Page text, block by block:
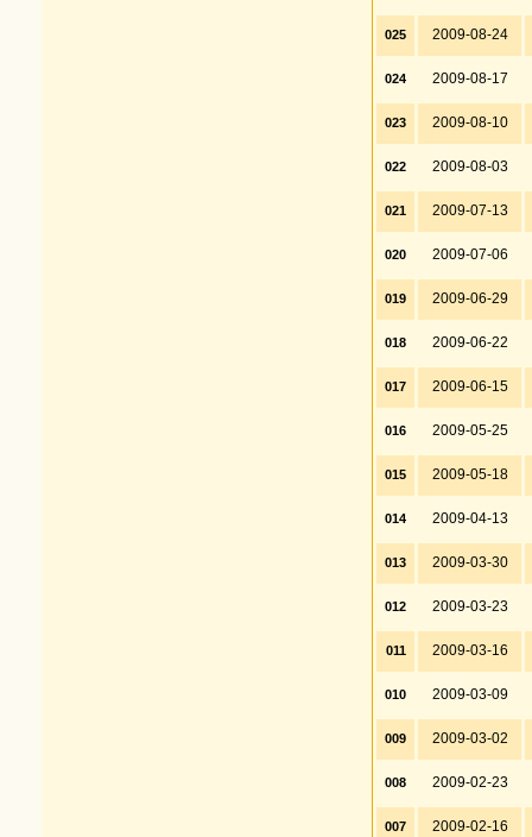
025 2009-08-24
024 2009-08-17
023 2009-08-10
022 2009-08-03
021 2009-07-13
020 2009-07-06
019 2009-06-29
018 2009-06-22
017 2009-06-15
016 2009-05-25
015 2009-05-18
014 2009-04-13
013 2009-03-30
012 2009-03-23
011 2009-03-16
010 2009-03-09
009 2009-03-02
008 2009-02-23
007 2009-02-16